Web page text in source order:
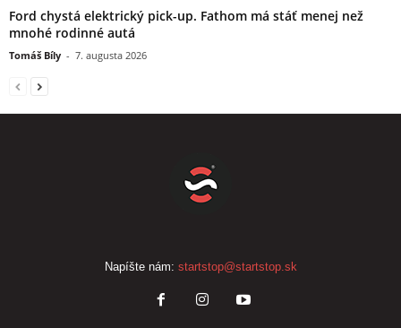
Ford chystá elektrický pick-up. Fathom má stáť menej než
mnohé rodinné autá
Tomáš Bíly - 7. augusta 2026
Napíšte nám: startstop@startstop.sk